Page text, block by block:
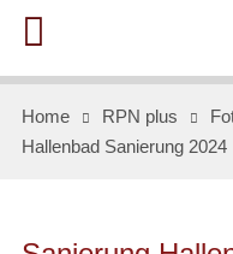
Home RPN plus
Hallenbad Sanierung 2024